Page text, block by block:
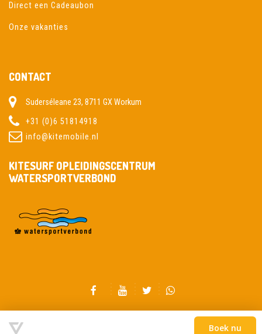
Direct een Cadeaubon
Onze vakanties
CONTACT
Suderséleane 23, 8711 GX Workum
+31 (0)6 51814918
info@kitemobile.nl
KITESURF OPLEIDINGSCENTRUM
WATERSPORTVERBOND